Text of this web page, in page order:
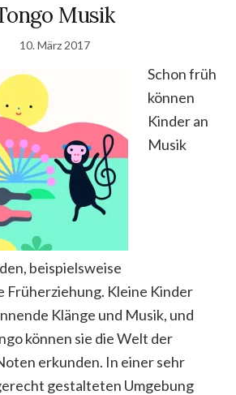
Musik
10. März 2017
Schon früh
können
Kinder an
Musik
beispielsweise
Früherziehung. Kleine Kinder
Klänge und Musik, und
können sie die Welt der
erkunden. In einer sehr
gestalteten Umgebung